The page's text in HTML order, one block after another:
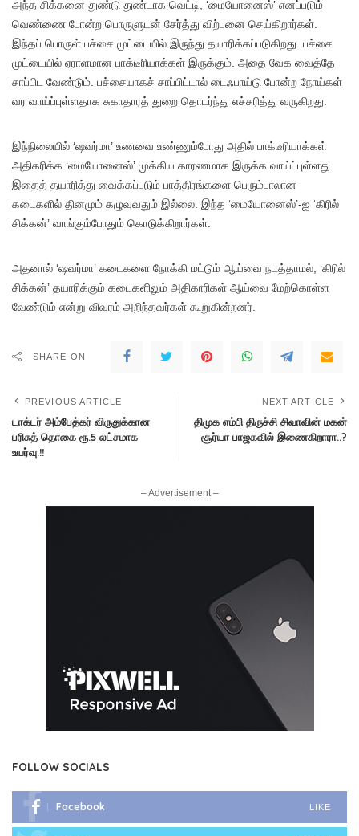
அந்த சிக்கனை துண்டு துண்டாக வெட்டி, ‘மையோனைஸ்’ எனப்படும்
வெண்ணை போன்ற பொருளுடன் சேர்த்து விற்பனை செய்கிறார்கள்.
இந்தப் பொருள் பச்சை முட்டையில் இருந்து தயாரிக்கப்படுகிறது. பச்சை
முட்டையில் ஏராளமான பாக்டீரியாக்கள் இருக்கும். அதை வேக வைத்தே
சாப்பிட வேண்டும். பச்சையாகச் சாப்பிட்டால் டைஃபாய்டு போன்ற நோய்கள்
வர வாய்ப்புள்ளதாக சுகாதாரத் துறை தொடர்ந்து எச்சரித்து வருகிறது.
இந்நிலையில் ‘ஷவர்மா’ உணவை உண்ணும்போது அதில் பாக்டீரியாக்கள்
அதிகரிக்க ‘மையோனைஸ்’ முக்கிய காரணமாக இருக்க வாய்ப்புள்ளது.
இதைத் தயாரித்து வைக்கப்படும் பாத்திரங்களை பெரும்பாலான
கடைகளில் தினமும் கழுவுவதும் இல்லை. இந்த ‘மையோனைஸ்’-ஐ ‘கிரில்
சிக்கன்’ வாங்கும்போதும் கொடுக்கிறார்கள்.
அதனால் ‘ஷவர்மா’ கடைகளை நோக்கி மட்டும் ஆய்வை நடத்தாமல், ‘கிரில்
சிக்கன்’ தயாரிக்கும் கடைகளிலும் அதிகாரிகள் ஆய்வை மேற்கொள்ள
வேண்டும் என்று விவரம் அறிந்தவர்கள் கூறுகின்றனர்.
SHARE ON
PREVIOUS ARTICLE
டாக்டர் அம்பேத்கர் விருதுக்கான
பரிசுத் தொகை ரூ.5 லட்சமாக
உயர்வு.!!
NEXT ARTICLE
திமுக எம்பி திருச்சி சிவாவின் மகன்
சூர்யா பாஜகவில் இணைகிறாரா..?
– Advertisement –
FOLLOW SOCIALS
Facebook LIKE